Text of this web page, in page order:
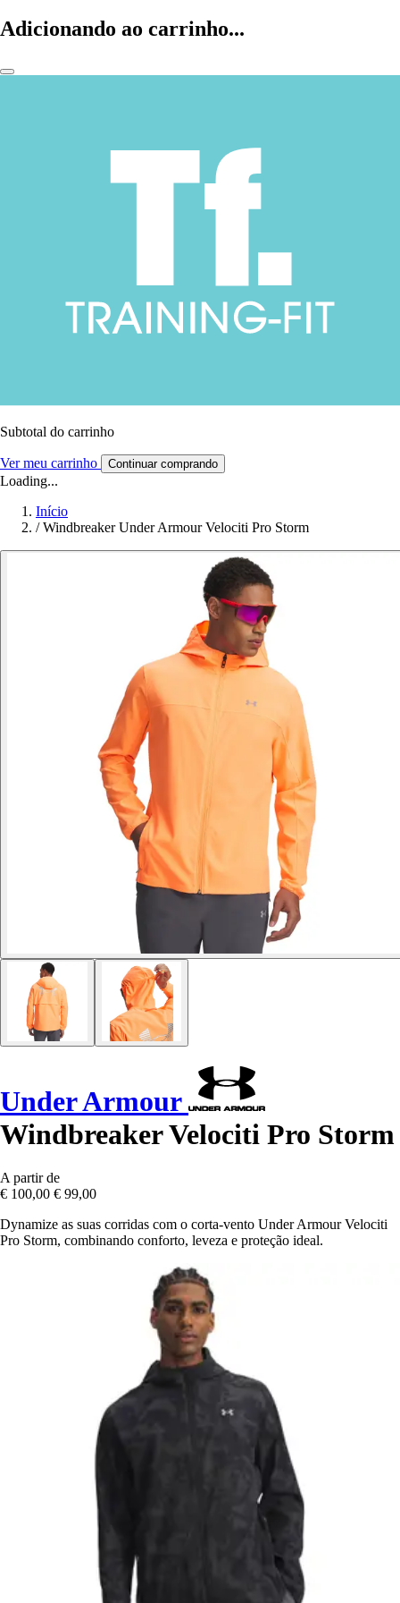
Adicionando ao carrinho...
Subtotal do carrinho
Ver meu carrinho Continuar comprando
Loading...
Início
/ Windbreaker Under Armour Velociti Pro Storm
Under Armour
Windbreaker Velociti Pro Storm
A partir de
€ 100,00 € 99,00
Dynamize as suas corridas com o corta-vento Under Armour Velociti
Pro Storm, combinando conforto, leveza e proteção ideal.